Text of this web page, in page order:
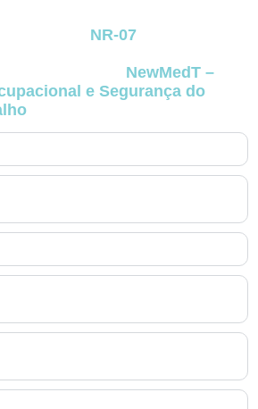
NR-07
NewMedT –
e Segurança do
no Butiatuvinha